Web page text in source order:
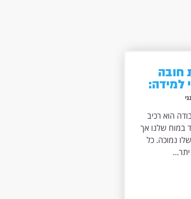
חובה
למידה:
היום?
הוא רכיב
במוח שלנו אך
נמוכה. כל